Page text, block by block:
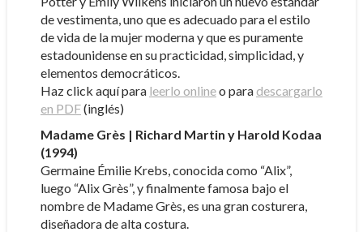
de vestimenta, uno que es adecuado para el estilo
de vida de la mujer moderna y que es puramente
estadounidense en su practicidad, simplicidad, y
elementos democráticos.
Haz click aquí para leerlo onlineo para descargarlo
en PDF(inglés)
Madame Grès | Richard Martin y Harold Kodaa
(1994)
Germaine Émilie Krebs, conocida como “Alix”,
luego “Alix Grès”, y finalmente famosa bajo el
nombre de Madame Grès, es una gran costurera,
diseñadora de alta costura.